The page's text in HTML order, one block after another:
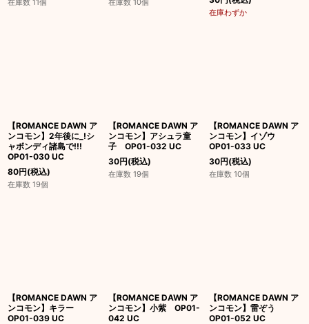
在庫数 11個 在庫数 10個
在庫わずか
【ROMANCE DAWN ア
ンコモン】2年後に_!シ
ャボンディ諸島で!!!
OP01-030 UC
80円(税込)
在庫数 19個
【ROMANCE DAWN ア
ンコモン】アシュラ童
子 OP01-032 UC
30円(税込)
在庫数 19個
【ROMANCE DAWN ア
ンコモン】イゾウ
OP01-033 UC
30円(税込)
在庫数 10個
【ROMANCE DAWN ア
ンコモン】キラー
OP01-039 UC
【ROMANCE DAWN ア
ンコモン】小紫 OP01-
042 UC
【ROMANCE DAWN ア
ンコモン】雷ぞう
OP01-052 UC